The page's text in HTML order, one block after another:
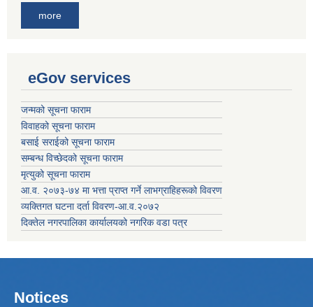
more
eGov services
जन्मको सूचना फाराम
विवाहको सूचना फाराम
बसाई सराईको सूचना फाराम
सम्बन्ध विच्छेदको सूचना फाराम
मृत्युको सूचना फाराम
आ.व. २०७३-७४ मा भत्ता प्राप्त गर्ने लाभग्राहिहरूको विवरण
व्यक्तिगत घटना दर्ता विवरण-आ.व.२०७२
दिक्तेल नगरपालिका कार्यालयको नगरिक वडा पत्र
Notices